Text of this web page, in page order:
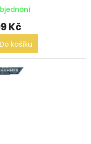
Kč
Do košíku